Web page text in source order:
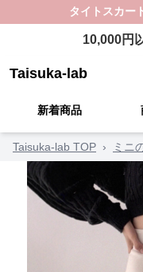
タイトスカー
10,000円
Taisuka-lab
新着商品
Taisuka-lab TOP › ミニ